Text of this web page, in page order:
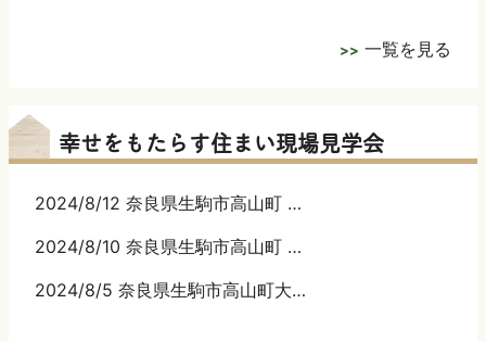
一覧を見る
幸せをもたらす住まい現場見学会
2024/8/12 奈良県生駒市高山町 …
2024/8/10 奈良県生駒市高山町 …
2024/8/5 奈良県生駒市高山町大…